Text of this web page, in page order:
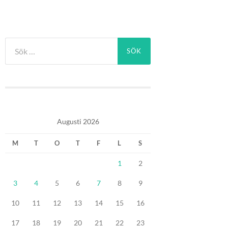
efter:
Augusti 2026
M T O T F L S
1 2
3 4 5 6 7 8 9
10 11 12 13 14 15 16
17 18 19 20 21 22 23